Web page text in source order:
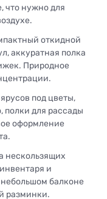
что нужно для
откидной
аккуратная полка
Природное
под цветы,
полки для рассады
оформление
нескользящих
и
балконе
разминки.